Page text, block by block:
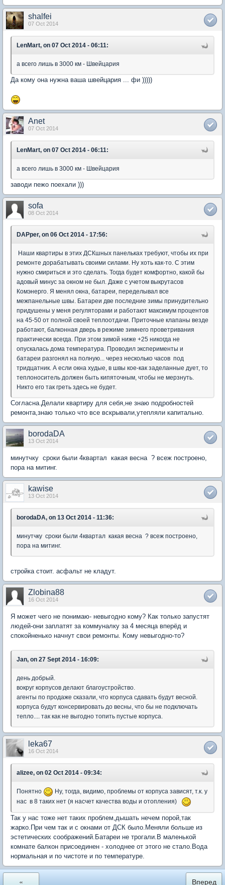
shalfei
07 Oct 2014
LenMart, on 07 Oct 2014 - 06:11:
а всего лишь в 3000 км - Швейцария
Да кому она нужна ваша швейцария ... фи )))))
Anet
07 Oct 2014
LenMart, on 07 Oct 2014 - 06:11:
а всего лишь в 3000 км - Швейцария
заводи пежо поехали )))
sofa
08 Oct 2014
DAPper, on 06 Oct 2014 - 17:56:
Наши квартиры в этих ДСКшных панельках требуют, чтобы их при
ремонте дорабатывать своими силами. Ну хоть как-то. С этим
нужно смириться и это сделать. Тогда будет комфортно, какой бы
адовый минус за окном не был. Даже с учетом выкрутасов
Комэнерго. Я менял окна, батареи, переделывал все
межпанельные швы. Батареи две последние зимы принудительно
придушены у меня регуляторами и работают максимум процентов
на 45-50 от полной своей теплоотдачи. Приточные клапаны везде
работают, балконная дверь в режиме зимнего проветривания
практически всегда. При этом зимой ниже +25 никогда не
опускалась дома температура. Проводил эксперименты и
батареи разгонял на полную... через несколько часов под
тридцатник. А если окна худые, в швы кое-как заделанные дует, то
теплоноситель должен быть кипяточным, чтобы не мерзнуть.
Никто его так греть здесь не будет.
Согласна.Делали квартиру для себя,не знаю подробностей
ремонта,знаю только что все вскрывали,утепляли капитально.
borodaDA
13 Oct 2014
минутчку сроки были 4квартал какая весна ? всеж построено,
пора на митинг.
kawise
13 Oct 2014
borodaDA, on 13 Oct 2014 - 11:36:
минутчку сроки были 4квартал какая весна ? всеж построено,
пора на митинг.
стройка стоит. асфальт не кладут.
Zlobina88
16 Oct 2014
Я может чего не понимаю- невыгодно кому? Как только запустят
людей-они заплатят за коммуналку за 4 месяца вперёд и
спокойненько начнут свои ремонты. Кому невыгодно-то?
Jan, on 27 Sept 2014 - 16:09:
день добрый.
вокруг корпусов делают благоустройство.
агенты по продаже сказали, что корпуса сдавать будут весной.
корпуса будут консервировать до весны, что бы не подключать
тепло.... так как не выгодно топить пустые корпуса.
leka67
16 Oct 2014
alizee, on 02 Oct 2014 - 09:34:
Понятно
Ну, тогда, видимо, проблемы от корпуса зависят, т.к. у
нас в 8 таких нет (я насчет качества воды и отопления)
Так у нас тоже нет таких проблем,дышать нечем порой,так
жарко.При чем так и с окнами от ДСК было.Меняли больше из
эстетических соображений.Батареи не трогали.В маленькой
комнате балкон присоединен - холоднее от этого не стало.Вода
нормальная и по чистоте и по температуре.
« Вперед